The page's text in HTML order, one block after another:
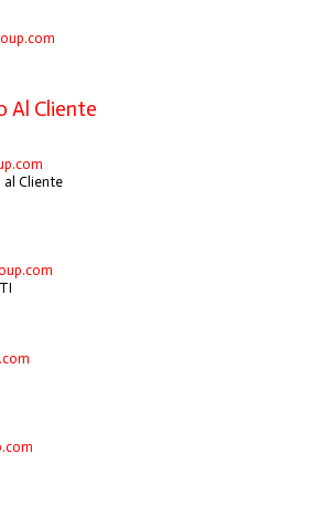
Al Cliente
al Cliente